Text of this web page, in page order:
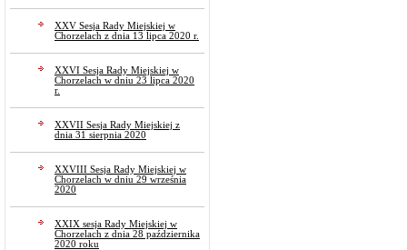
XXV Sesja Rady Miejskiej w
Chorzelach z dnia 13 lipca 2020 r.
XXVI Sesja Rady Miejskiej w
Chorzelach w dniu 23 lipca 2020
r.
XXVII Sesja Rady Miejskiej z
dnia 31 sierpnia 2020
XXVIII Sesja Rady Miejskiej w
Chorzelach w dniu 29 września
2020
XXIX sesja Rady Miejskiej w
Chorzelach z dnia 28 października
2020 roku